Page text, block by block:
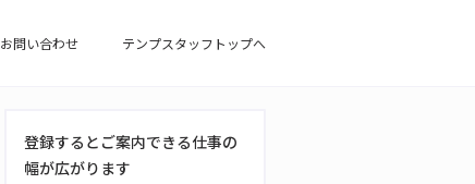
お問い合わせ テンプスタッフトップへ
登録するとご案内できる仕事の
幅が広がります